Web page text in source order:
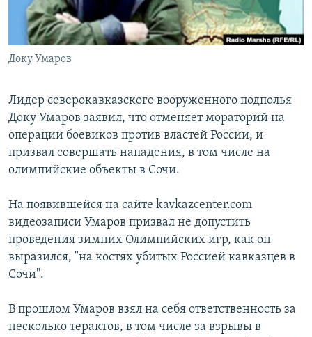
Հայերեն
English
Все сайты Радио Азатутюн
Доку Умаров
Лидер северокавказского вооруженного подполья
Доку Умаров заявил, что отменяет мораторий на
операции боевиков против властей России, и
призвал совершать нападения, в том числе на
олимпийские объекты в Сочи.
На появившейся на сайте kavkazcenter.com
видеозаписи Умаров призвал не допустить
проведения зимних Олимпийских игр, как он
выразился, "на костях убитых Россией кавказцев в
Сочи".
В прошлом Умаров взял на себя ответственность за
несколько терактов, в том числе за взрывы в